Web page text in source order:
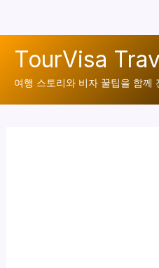
TourVisa
여행 스토리와 비자 꿀팁을 함께